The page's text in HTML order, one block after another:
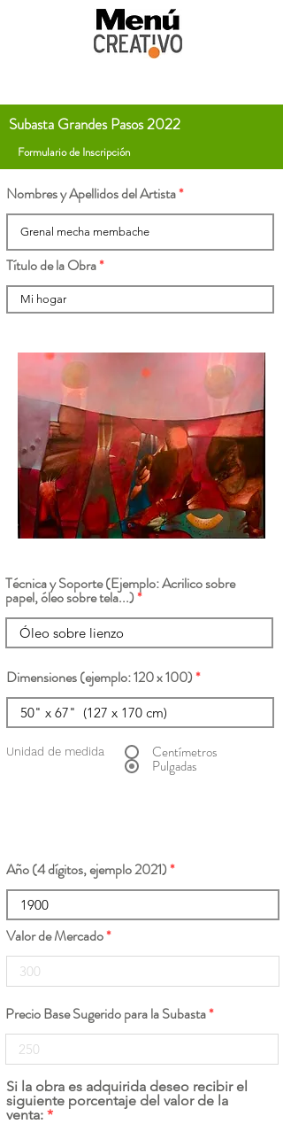
Subasta Grandes Pasos 2022
Formulario de Inscripción
Nombres y Apellidos del Artista
Título de la Obra
Técnica y Soporte (Ejemplo: Acrilico sobre
papel, óleo sobre tela...)
Dimensiones (ejemplo: 120 x 100)
Unidad de medida Centímetros
Pulgadas
Año (4 dígitos, ejemplo 2021)
Valor de Mercado
Precio Base Sugerido para la Subasta
Si la obra es adquirida deseo recibir el
siguiente porcentaje del valor de la
venta: